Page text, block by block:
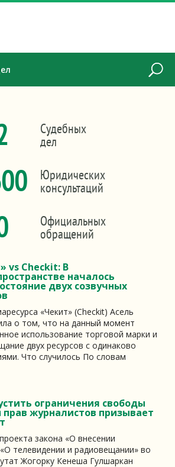
Судебных
дел
Юридических
консультаций
Официальных
обращений
vs Checkit: В
началось
двух созвучных
«Чекит» (Checkit) Асель
о том, что на данный момент
использование торговой марки и
двух ресурсов с одинаково
Что случилось По словам
ограничения свободы
прав журналистов призывает
закона «О внесении
телевидении и радиовещании» во
Жогорку Кенеша Гулшаркан